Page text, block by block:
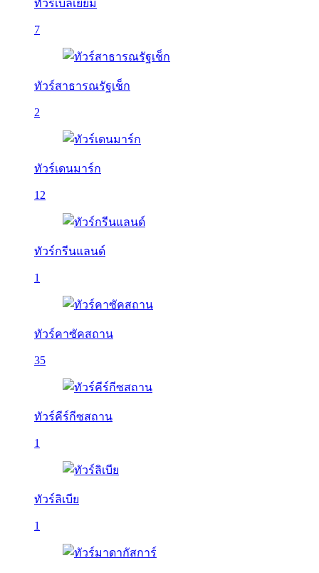
ทัวร์เบลเยี่ยม
7
ทัวร์สาธารณรัฐเช็ก
2
ทัวร์เดนมาร์ก
12
ทัวร์กรีนแลนด์
1
ทัวร์คาซัคสถาน
35
ทัวร์คีร์กีซสถาน
1
ทัวร์ลิเบีย
1